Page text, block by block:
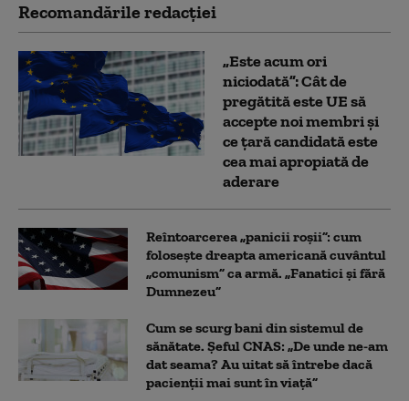
Recomandările redacţiei
„Este acum ori
niciodată”: Cât de
pregătită este UE să
accepte noi membri și
ce țară candidată este
cea mai apropiată de
aderare
Reîntoarcerea „panicii roșii”: cum
folosește dreapta americană cuvântul
„comunism” ca armă. „Fanatici și fără
Dumnezeu”
Cum se scurg bani din sistemul de
sănătate. Șeful CNAS: „De unde ne-am
dat seama? Au uitat să întrebe dacă
pacienții mai sunt în viață”